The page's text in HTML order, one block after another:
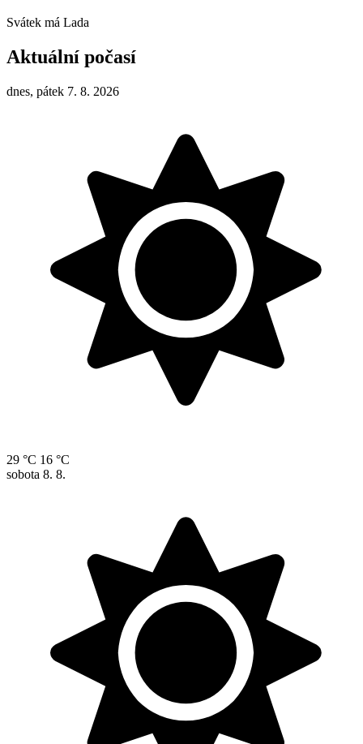
Svátek má Lada
Aktuální počasí
dnes, pátek 7. 8. 2026
29 °C 16 °C
sobota 8. 8.